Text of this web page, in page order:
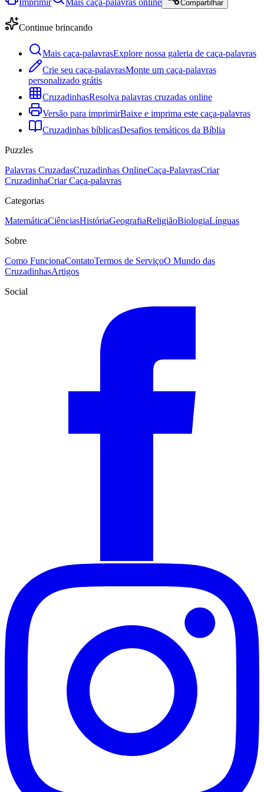
Compartilhar
Continue brincando
Mais caça-palavrasExplore nossa galeria de caça-palavras
Crie seu caça-palavrasMonte um caça-palavras
personalizado grátis
CruzadinhasResolva palavras cruzadas online
Versão para imprimirBaixe e imprima este caça-palavras
Cruzadinhas bíblicasDesafios temáticos da Bíblia
Puzzles
Palavras CruzadasCruzadinhas OnlineCaça-PalavrasCriar
CruzadinhaCriar Caça-palavras
Categorias
MatemáticaCiênciasHistóriaGeografiaReligiãoBiologiaLínguas
Sobre
Como FuncionaContatoTermos de ServiçoO Mundo das
CruzadinhasArtigos
Social